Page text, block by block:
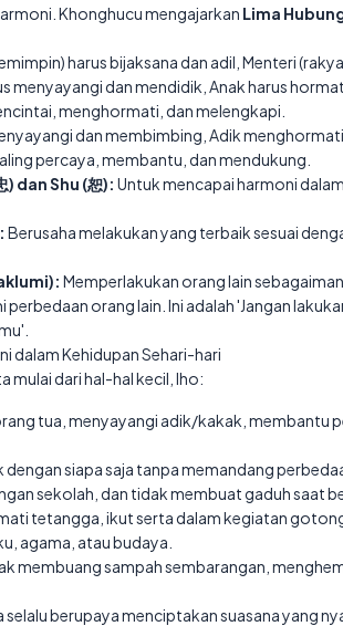
Khonghucu mengajarkan Lima
harus bijaksana dan adil, Menteri
menyayangi dan mendidik, Anak harus
menghormati, dan melengkapi.
dan membimbing, Adik menghormati
percaya, membantu, dan mendukung.
dan Shu (恕): Untuk mencapai harmoni
Berusaha melakukan yang terbaik sesuai
Memperlakukan orang lain
orang lain. Ini adalah 'Jangan
dalam Kehidupan Sehari-hari
mulai dari hal-hal kecil, lho:
tua, menyayangi adik/kakak, membantu
dengan siapa saja tanpa memandang
sekolah, dan tidak membuat gaduh saat
tetangga, ikut serta dalam kegiatan
agama, atau budaya.
membuang sampah sembarangan,
berupaya menciptakan suasana yang